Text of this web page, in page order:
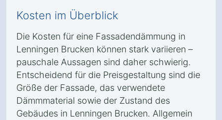
Kosten im Überblick
Die Kosten für eine Fassadendämmung in
Lenningen Brucken können stark variieren –
pauschale Aussagen sind daher schwierig.
Entscheidend für die Preisgestaltung sind die
Größe der Fassade, das verwendete
Dämmmaterial sowie der Zustand des
Gebäudes in Lenningen Brucken. Allgemein